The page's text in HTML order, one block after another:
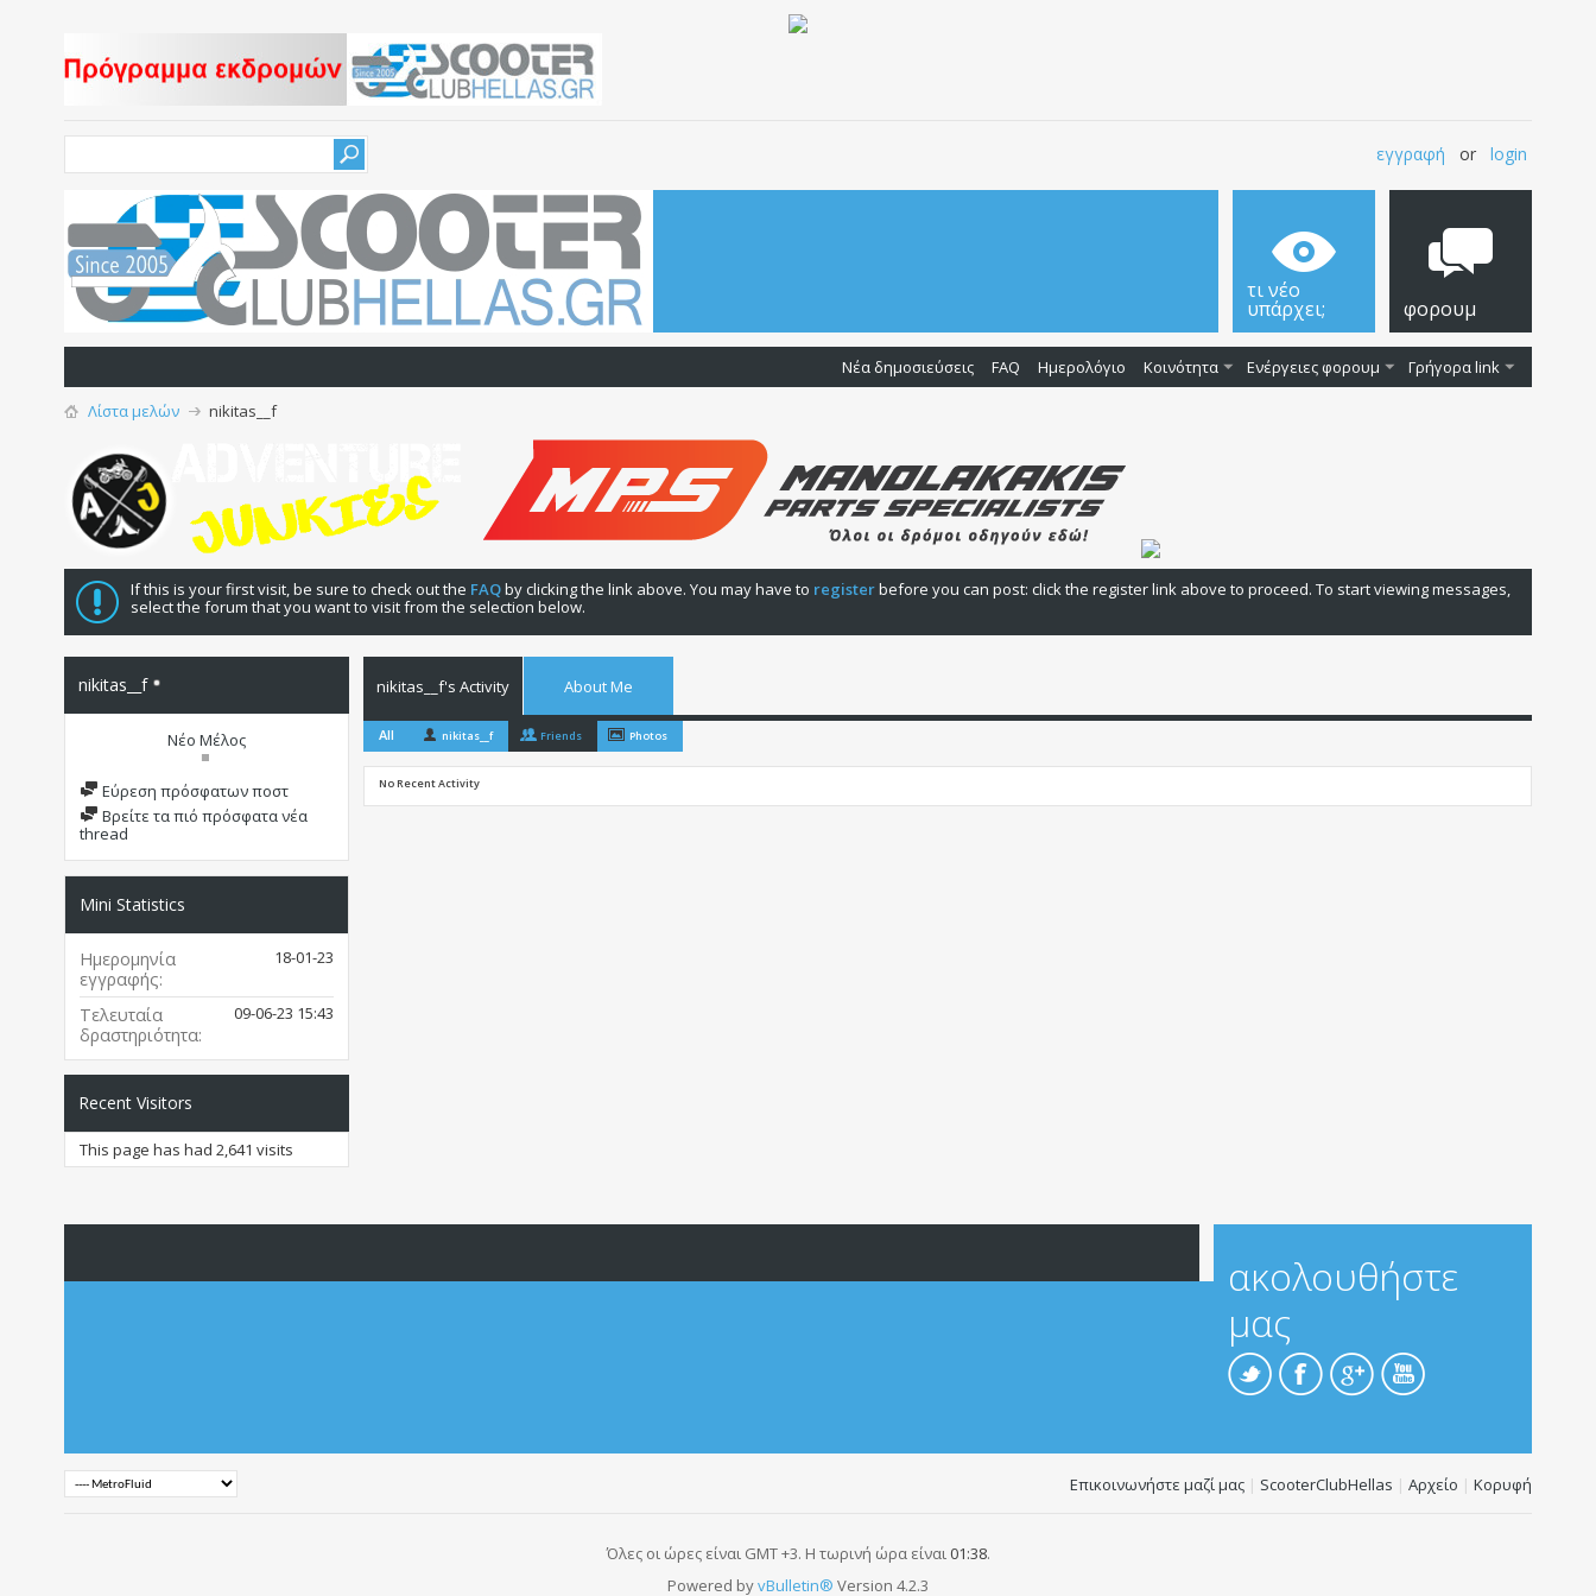
εγγραφή or login
τι νέο
υπάρχει; φορουμ
Νέα δημοσιεύσεις FAQ Ημερολόγιο Κοινότητα Ενέργειες φορουμ Γρήγορα link
Λίστα μελών nikitas__f
If this is your first visit, be sure to check out the FAQby clicking the link above. You may have to registerbefore you can post: click the register link above to proceed. To start viewing messages,
select the forum that you want to visit from the selection below.
nikitas__f
Νέο Μέλος
Εύρεση πρόσφατων ποστ
Βρείτε τα πιό πρόσφατα νέα
thread
Mini Statistics
Ημερομηνία
εγγραφής
18-01-23
Τελευταία
δραστηριότητα
09-06-23 15:43
Recent Visitors
This page has had 2,641 visits
nikitas__f's Activity About Me
All nikitas__f Friends Photos
No Recent Activity
ακολουθήστε
μας
Επικοινωνήστε μαζί μας | ScooterClubHellas |Αρχείο |Κορυφή
Όλες οι ώρες είναι GMT +3. Η τωρινή ώρα είναι01:38.
Powered byvBulletin® Version 4.2.3